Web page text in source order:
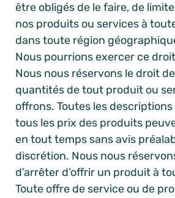
être obligés de le faire, de
nos produits ou services à
dans toute région
Nous pourrions exercer ce
Nous nous réservons le droit
quantités de tout produit ou
offrons. Toutes les
tous les prix des produits
en tout temps sans avis
discrétion. Nous nous
d’arrêter d’offrir un produit à
Toute offre de service ou de